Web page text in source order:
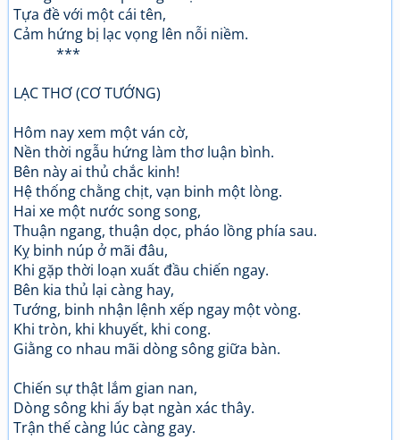
Tựa đề với một cái tên,
Cảm hứng bị lạc vọng lên nỗi niềm.
***
LẠC THƠ (CƠ TƯỚNG)
Hôm nay xem một ván cờ,
Nền thời ngẫu hứng làm thơ luận bình.
Bên này ai thủ chắc kinh!
Hệ thống chằng chịt, vạn binh một lòng.
Hai xe một nước song song,
Thuận ngang, thuận dọc, pháo lồng phía sau.
Kỵ binh núp ở mãi đâu,
Khi gặp thời loạn xuất đầu chiến ngay.
Bên kia thủ lại càng hay,
Tướng, binh nhận lệnh xếp ngay một vòng.
Khi tròn, khi khuyết, khi cong.
Giằng co nhau mãi dòng sông giữa bàn.
Chiến sự thật lắm gian nan,
Dòng sông khi ấy bạt ngàn xác thây.
Trận thế càng lúc càng gay.